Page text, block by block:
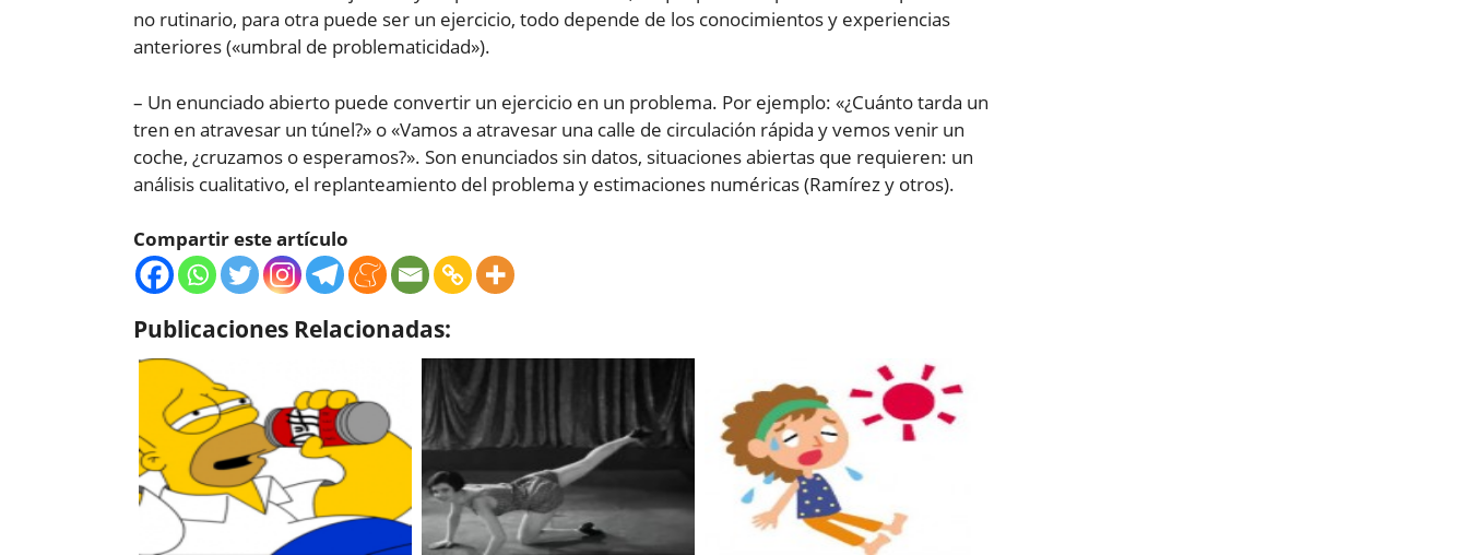
no rutinario, para otra puede ser un ejercicio, todo depende de los conocimientos y experiencias
anteriores («umbral de problematicidad»).
– Un enunciado abierto puede convertir un ejercicio en un problema. Por ejemplo: «¿Cuánto tarda un
tren en atravesar un túnel?» o «Vamos a atravesar una calle de circulación rápida y vemos venir un
coche, ¿cruzamos o esperamos?». Son enunciados sin datos, situaciones abiertas que requieren: un
análisis cualitativo, el replanteamiento del problema y estimaciones numéricas (Ramírez y otros).
Compartir este artículo
Publicaciones Relacionadas: